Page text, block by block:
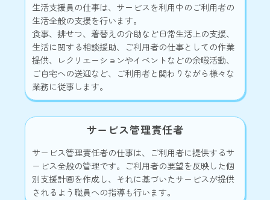
生活支援員の仕事は、サービスを利用中のご利用者の
生活全般の支援を行います。
食事、排せつ、着替えの介助など日常生活上の支援、
生活に関する相談援助、ご利用者の仕事としての作業
提供、レクリエーションやイベントなどの余暇活動、
ご自宅への送迎など、ご利用者と関わりながら様々な
業務に従事します。
サービス管理責任者
サービス管理責任者の仕事は、ご利用者に提供するサ
ービス全般の管理です。ご利用者の要望を反映した個
別支援計画を作成し、それに基づいたサービスが提供
されるよう職員への指導も行います。